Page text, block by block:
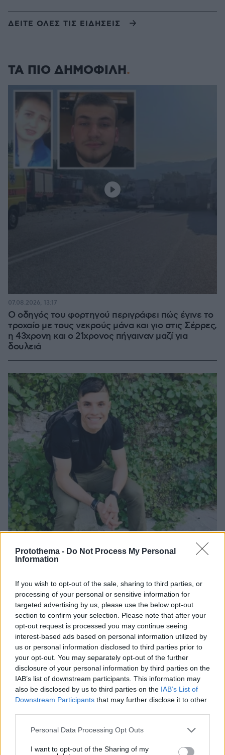
Protothema - Do Not Process My Personal
Information
If you wish to opt-out of the sale, sharing to third parties, or
processing of your personal or sensitive information for
targeted advertising by us, please use the below opt-out
section to confirm your selection. Please note that after your
opt-out request is processed you may continue seeing
interest-based ads based on personal information utilized by
us or personal information disclosed to third parties prior to
your opt-out. You may separately opt-out of the further
disclosure of your personal information by third parties on the
IAB’s list of downstream participants. This information may
also be disclosed by us to third parties on the IAB’s List of
Downstream Participants that may further disclose it to other
Please note that this website/app uses one or more Google
not limited to your visit or usage behaviour. You may click to
Personal Data Processing Opt Outs
I want to opt-out of the Sharing of my
ΔΕΙΤΕ ΟΛΕΣ ΤΙΣ ΕΙΔΗΣΕΙΣ
ΤΑ ΠΙΟ ΔΗΜΟΦΙΛΗ
Ο οδηγός του φορτηγού περιγράφει πώς έγινε το
τροχαίο με τους νεκρούς μάνα και γιο στις Σέρρες,
η 43χρονη και ο 21χρονος πήγαιναν μαζί για
δουλειά
07.08.2026, 13:17
«Δεν το πιστεύουμε», λένε οι Αμερικανοί που
υιοθέτησαν τον Αφγανό στη Λέσβο - Η αρχική
εκδοχή για το φονικό στην Κυψέλη και η σιωπή
στην απολογία
07.08.2026, 07:19